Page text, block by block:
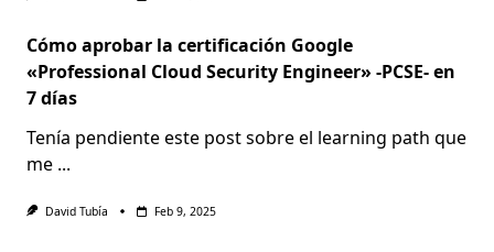
Cómo aprobar la certificación Google
«Professional Cloud Security Engineer» -PCSE- en
7 días
Tenía pendiente este post sobre el learning path que
me ...
David Tubía Feb 9, 2025